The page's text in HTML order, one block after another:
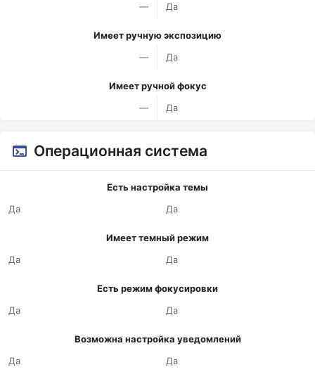
—
Да
Имеет ручную экспозицию
—
Да
Имеет ручной фокус
—
Да
Операционная система
Есть настройка темы
Да
Да
Имеет темный режим
Да
Да
Есть режим фокусировки
Да
Да
Возможна настройка уведомлений
Да
Да